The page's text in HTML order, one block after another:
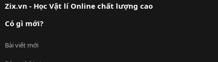
Zix.vn - Học Vật lí Online chất lượng cao
Có gì mới?
Bài viết mới